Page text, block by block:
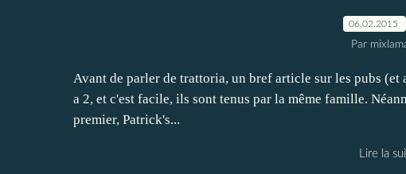
06.02.2015
Par
Avant de parler de trattoria, un bref article sur les pubs
a 2, et c'est facile, ils sont tenus par la même famille.
premier, Patrick's...
Lire la